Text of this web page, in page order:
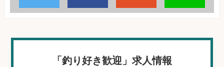
「釣り好き歓迎」求人情報